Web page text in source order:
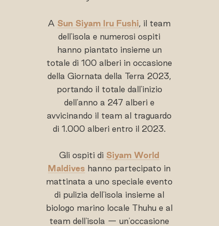
A Sun Siyam Iru Fushi , il team
dell'isola e numerosi ospiti
hanno piantato insieme un
totale di 100 alberi in occasione
della Giornata della Terra 2023,
portando il totale dall'inizio
dell'anno a 247 alberi e
avvicinando il team al traguardo
di 1.000 alberi entro il 2023.
Gli ospiti di Siyam World
Maldives hanno partecipato in
mattinata a uno speciale evento
di pulizia dell'isola insieme al
biologo marino locale Thuhu e al
team dell'isola — un'occasione